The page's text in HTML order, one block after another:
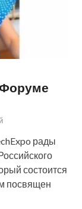
Форуме
рады
состоится
посвящен